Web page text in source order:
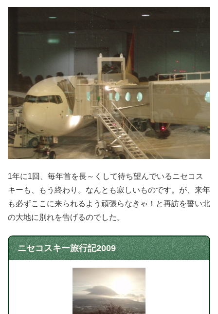
1年に1回、毎年首を長～くして待ち望んでいるニセコス
キーも、もう終わり。なんとも寂しいものです。が、来年
も必ずここに来られるよう頑張らなきゃ！と再訪を誓い北
の大地に別れを告げるのでした。
ニセコスキー旅行記2009